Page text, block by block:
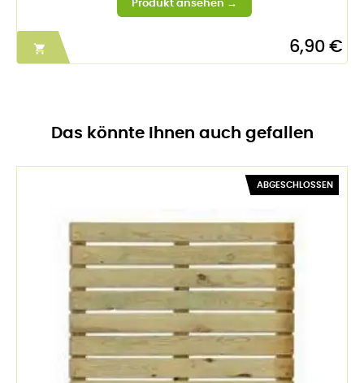
 6,90 €
Das könnte Ihnen auch gefallen
ABGESCHLOSSEN